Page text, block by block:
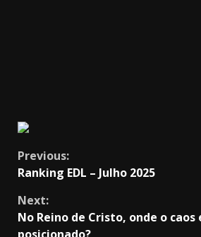
Continue
Reading
Previous:
Ranking EDL – Julho 2025
Next:
No Reino de Cristo, onde o
posicionado?